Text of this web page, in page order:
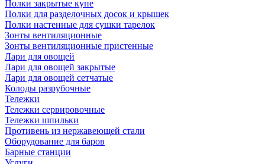
Полки закрытые купе
Полки для разделочных досок и крышек
Полки настенные для сушки тарелок
Зонты вентиляционные
Зонты вентиляционные пристенные
Лари для овощей
Лари для овощей закрытые
Лари для овощей сетчатые
Колоды разрубочные
Тележки
Тележки сервировочные
Тележки шпильки
Противень из нержавеющей стали
Оборудование для баров
Барные станции